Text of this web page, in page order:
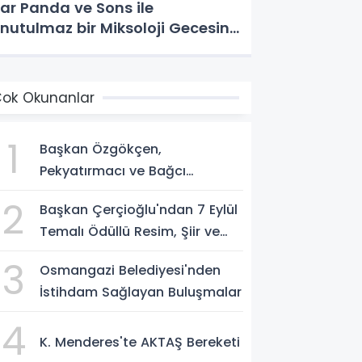
Panda ve Sons ile
bir Miksoloji Gecesine
Okunanlar
1
Başkan Özgökçen,
Pekyatırmacı ve Bağcı
Vatandaşlarla Bir Araya Geldi
2
Başkan Çerçioğlu'ndan 7 Eylül
Temalı Ödüllü Resim, Şiir ve
3
Osmangazi Belediyesi'nden
İstihdam Sağlayan Buluşmalar
4 K. Menderes'te AKTAŞ Bereketi